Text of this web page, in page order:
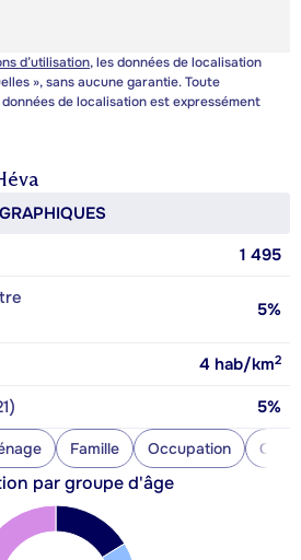
d’utilisation, les données de localisation
», sans aucune garantie. Toute
de localisation est expressément
1 495
5%
4 hab/km2
5%
Famille Occupation
par groupe d'âge